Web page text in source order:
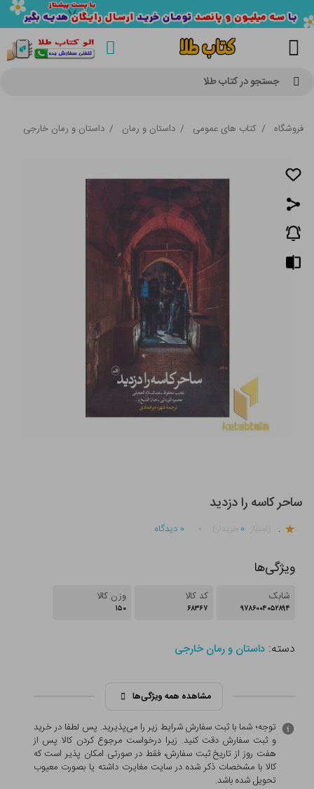
جستجو در کتاب طلا
فروشگاه / کتاب های عمومی / داستان و رمان / داستان و رمان خارجی
ساحر کاسه را دزدید
. ۰ ۰ دیدگاه
ویژگی‌ها
شابک
۹۷۸۶۰۰۴۰۵۲۸۹۴
کد کالا
۶۸۳۶۷
وزن کالا
۱۵۰
دسته:داستان و رمان خارجی
مشاهده همه ویژگی‌ها
توجه؛ شما با ثبت سفارش شرایط زیر را می‌پذیرید. پس لطفا در خرید
و ثبت سفارش دقت کنید. زیرا درخواست مرجوع کردن کالا پس از
هفت روز از تاریخ ثبت سفارش، فقط در صورتی امکان پذیر است که
کالا با مشخصات ذکر شده در سایت مغایرت داشته یا بصورت معيوب
تحویل شده باشد.